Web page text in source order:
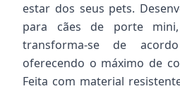
estar dos seus pets.
para cães de porte mini,
transforma-se de
oferecendo o máximo de
Feita com material